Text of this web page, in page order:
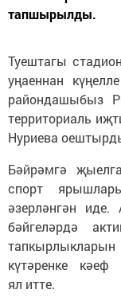
тапшырылды.
Туештагы
уңаеннан
райондашыбыз
территориаль
Нуриева
Бәйрәмгә
спорт
әзерләнгән иде.
бәйгеләрдә
тапкырлыкларын
күтәренке
ял итте.